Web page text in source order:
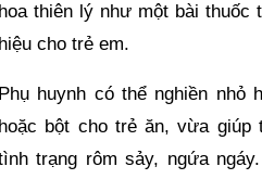
thiên lý như một bài thuốc
cho trẻ em.
huynh có thể nghiền nhỏ
bột cho trẻ ăn, vừa giúp
trạng rôm sảy, ngứa